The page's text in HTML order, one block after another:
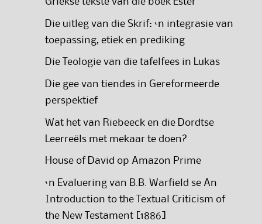
Griekse tekste van die boek Ester
Die uitleg van die Skrif: ‘n integrasie van
toepassing, etiek en prediking
Die Teologie van die tafelfees in Lukas
Die gee van tiendes in Gereformeerde
perspektief
Wat het van Riebeeck en die Dordtse
Leerreëls met mekaar te doen?
House of David op Amazon Prime
‘n Evaluering van B.B. Warfield se An
Introduction to the Textual Criticism of
the New Testament [1886]